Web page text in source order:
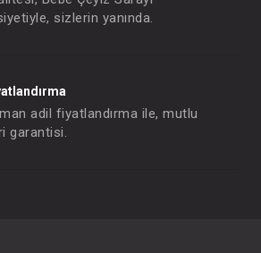
sizlerin yanında.
adil fiyatlandırma ile, mutlu
garantisi.